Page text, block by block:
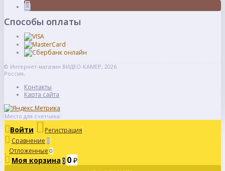
Способы оплаты
© Интернет-магазин ВИДЕО-КАМЕР, 2026
Россия,
Контакты
Карта сайта
Место для счетчика
Войти
Регистрация
Сравнение 0
Отложенные 0
Моя корзина 0 0 ₽